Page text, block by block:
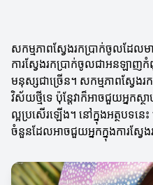
សកម្មភាពស្វែងរកប្រាក់ចូលដែលម
ការស្វែងរកប្រាក់ចូលជាអនឡាញកំ
មនុស្សជាច្រើន។ សកម្មភាពស្វែង
វិស័យថ្មីទេ ប៉ុន្តែវាក៏អាចជួយអ្នក
ល្អប្រសើរឡើង។ នៅក្នុងអត្ថបទន
ចំនួនដែលអាចជួយអ្នកក្នុងការស្វែ